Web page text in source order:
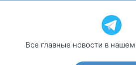
Все главные новости в